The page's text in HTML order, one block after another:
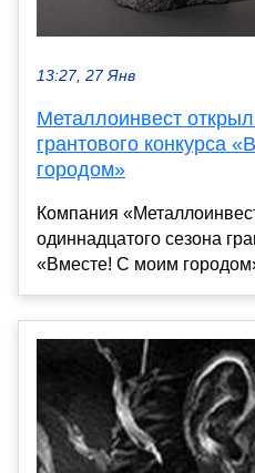
13:27, 27 Янв
Металлоинвест
грантового конкурса
городом»
Компания
одиннадцатого сезона
«Вместе! С моим